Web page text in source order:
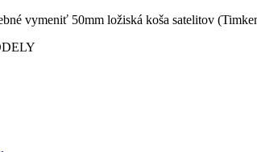
vymeniť 50mm ložiská koša satelitov